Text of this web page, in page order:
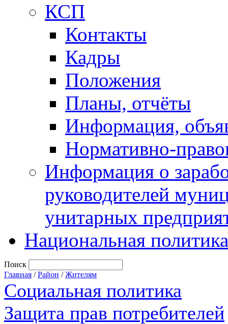
КСП
Контакты
Кадры
Положения
Планы, отчёты
Информация,
Нормативно-
Информация о
руководителей
унитарных
Национальная политика
Поиск
Главная /Район /Жителям
Социальная политика
Защита прав потребителей